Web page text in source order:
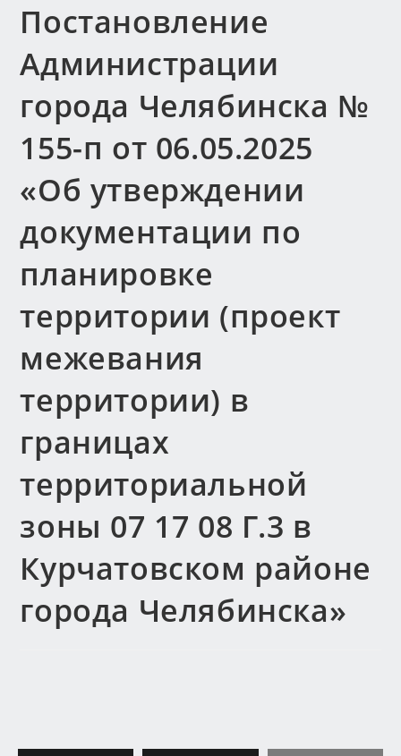
Постановление
Администрации
города Челябинска №
155-п от 06.05.2025
«Об утверждении
документации по
планировке
территории (проект
межевания
территории) в
границах
территориальной
зоны 07 17 08 Г.3 в
Курчатовском районе
города Челябинска»